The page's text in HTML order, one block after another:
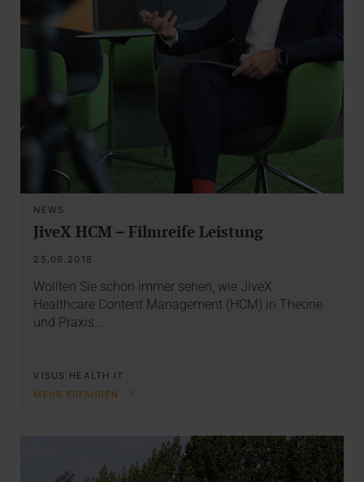
NEWS
JiveX HCM – Filmreife Leistung
25.09.2018
Wollten Sie schon immer sehen, wie JiveX
Healthcare Content Management (HCM) in Theorie
und Praxis…
VISUS HEALTH IT
MEHR ERFAHREN